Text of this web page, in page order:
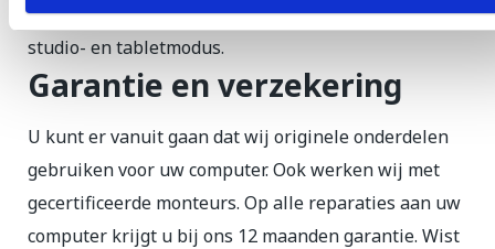
een toonaangevende laptop met de mogelijkheid van
studio- en tabletmodus.
Garantie en verzekering
U kunt er vanuit gaan dat wij originele onderdelen
gebruiken voor uw computer. Ook werken wij met
gecertificeerde monteurs. Op alle reparaties aan uw
computer krijgt u bij ons 12 maanden garantie. Wist